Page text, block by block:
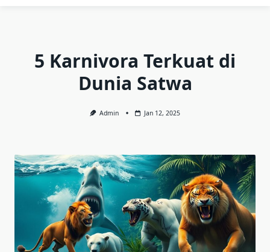
5 Karnivora Terkuat di
Dunia Satwa
Admin Jan 12, 2025